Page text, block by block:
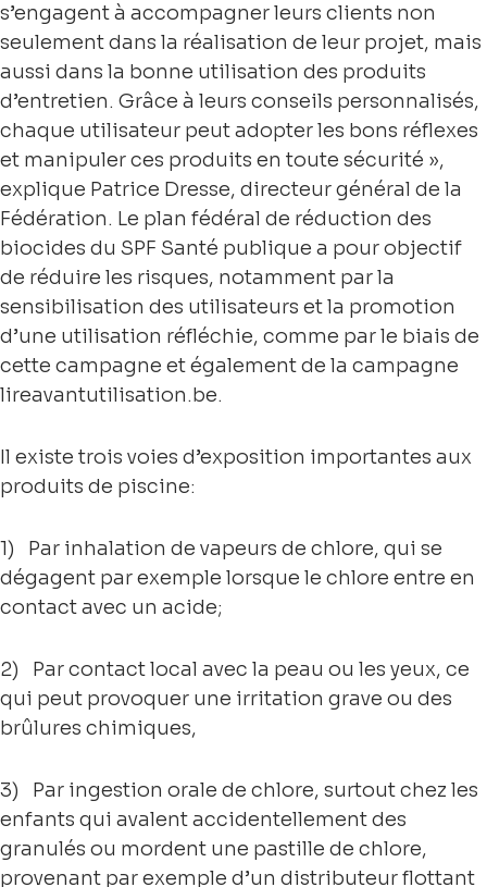
s’engagent à accompagner leurs clients non
seulement dans la réalisation de leur projet, mais
aussi dans la bonne utilisation des produits
d’entretien. Grâce à leurs conseils personnalisés,
chaque utilisateur peut adopter les bons réflexes
et manipuler ces produits en toute sécurité »,
explique Patrice Dresse, directeur général de la
Fédération. Le plan fédéral de réduction des
biocides du SPF Santé publique a pour objectif
de réduire les risques, notamment par la
sensibilisation des utilisateurs et la promotion
d’une utilisation réfléchie, comme par le biais de
cette campagne et également de la campagne
lireavantutilisation.be.
Il existe trois voies d’exposition importantes aux
produits de piscine:
1) Par inhalation de vapeurs de chlore, qui se
dégagent par exemple lorsque le chlore entre en
contact avec un acide;
2) Par contact local avec la peau ou les yeux, ce
qui peut provoquer une irritation grave ou des
brûlures chimiques,
3) Par ingestion orale de chlore, surtout chez les
enfants qui avalent accidentellement des
granulés ou mordent une pastille de chlore,
provenant par exemple d’un distributeur flottant